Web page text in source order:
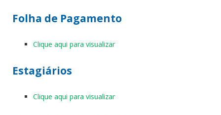
Folha de Pagamento
Clique aqui para visualizar
Estagiários
Clique aqui para visualizar